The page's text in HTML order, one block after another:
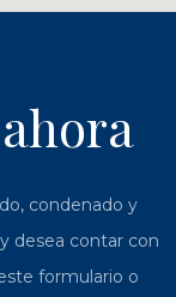
condenado y
desea contar con
formulario o